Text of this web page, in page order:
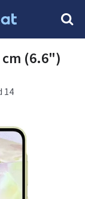
cm (6.6")
14